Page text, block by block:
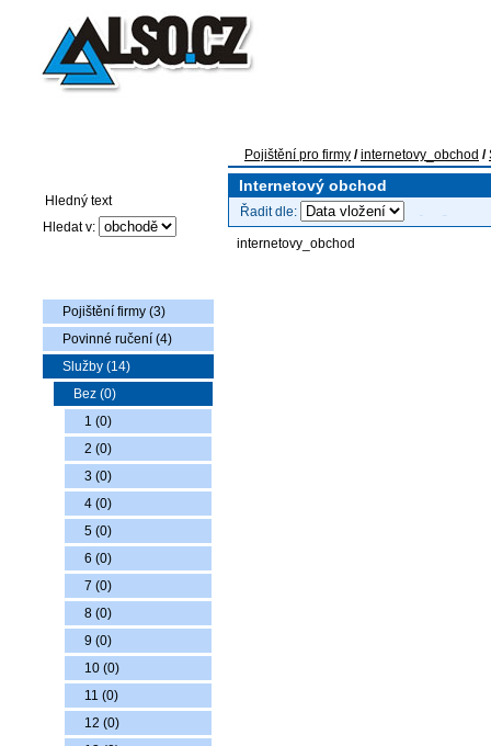
Hledat v:
Pojištění firmy (3)
Povinné ručení (4)
Služby (14)
Bez (0)
1 (0)
2 (0)
3 (0)
4 (0)
5 (0)
6 (0)
7 (0)
8 (0)
9 (0)
10 (0)
11 (0)
12 (0)
Pojištění pro firmy / internetovy_obchod /
Internetový obchod
Řadit dle:
internetovy_obchod